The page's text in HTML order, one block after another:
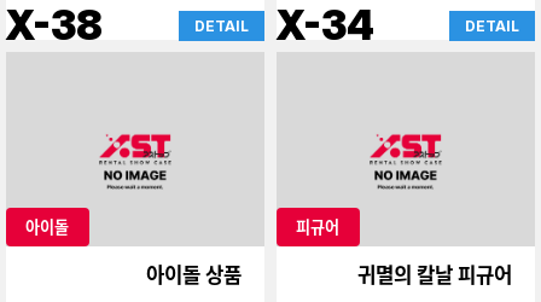
X-38 DETAIL X-34 DETAIL
아이돌
아이돌 상품
피규어
귀멸의 칼날 피규어